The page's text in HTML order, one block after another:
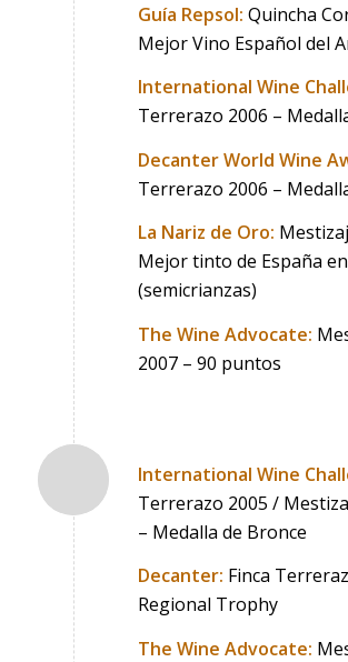
Guía Repsol: Quincha
Mejor Vino Español del
International Wine
Terrerazo 2006 –
Decanter World Wine
Terrerazo 2006 –
La Nariz de Oro:
Mejor tinto de España
(semicrianzas)
The Wine Advocate:
2007 – 90 puntos
International Wine
Terrerazo 2005 /
– Medalla de Bronce
Decanter: Finca
Regional Trophy
The Wine Advocate: